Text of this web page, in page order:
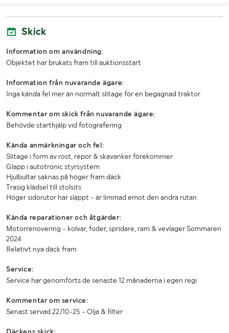
Skick
Information om användning:
Objektet har brukats fram till auktionsstart
Information från nuvarande ägare:
Inga kända fel mer än normalt slitage för en begagnad traktor
Kommentar om skick från nuvarande ägare:
Behövde starthjälp vid fotografering
Kända anmärkningar och fel:
Slitage i form av rost, repor & skavanker förekommer
Glapp i autotronic styrsystem
Hjulbultar saknas på höger fram däck
Trasig klädsel till stolsits
Höger sidorutor har släppt - är limmad emot den andra rutan
Kända reparationer och åtgärder:
Motorrenovering - kolvar, foder, spridare, ram & vevlager Sommaren
2024
Relativt nya däck fram
Service:
Service har genomförts de senaste 12 månaderna i egen regi
Kommentar om service:
Senast servad 22/10-25 - Olja & filter